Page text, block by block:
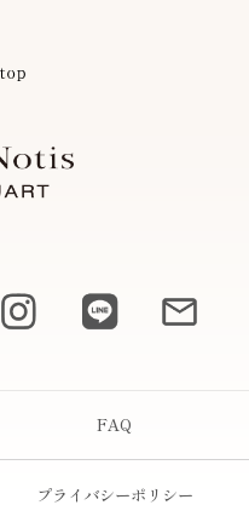
FAQ
プライバシーポリシー